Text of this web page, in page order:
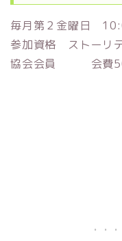
毎月第２金曜日
参加資格 ストーリ
協会会員 会費